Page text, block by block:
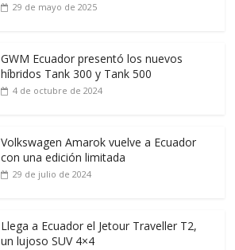
29 de mayo de 2025
GWM Ecuador presentó los nuevos
híbridos Tank 300 y Tank 500
4 de octubre de 2024
Volkswagen Amarok vuelve a Ecuador
con una edición limitada
29 de julio de 2024
Llega a Ecuador el Jetour Traveller T2,
un lujoso SUV 4×4